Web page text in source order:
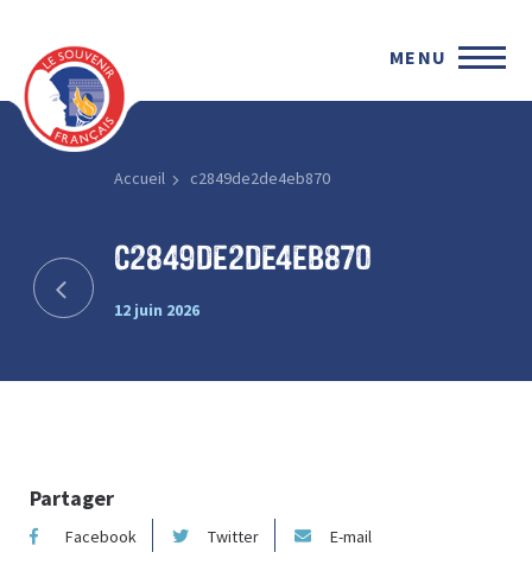
MENU
Accueil c2849de2de4eb870
c2849de2de4eb870
12 juin 2026
Partager
Facebook Twitter E-mail